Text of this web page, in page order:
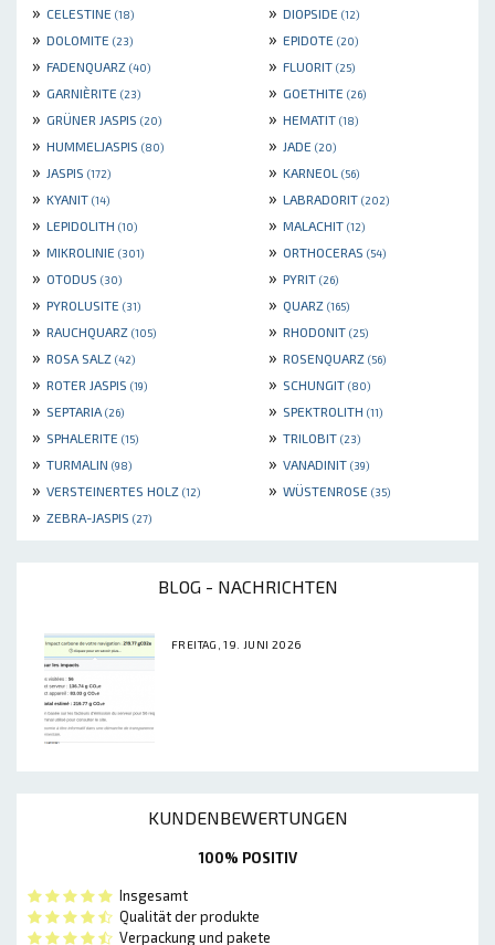
» CELESTINE (18) » DIOPSIDE (12)
» DOLOMITE (23) » EPIDOTE (20)
» FADENQUARZ (40) » FLUORIT (25)
» GARNIÈRITE (23) » GOETHITE (26)
» GRÜNER JASPIS (20) » HEMATIT (18)
» HUMMELJASPIS (80) » JADE (20)
» JASPIS (172) » KARNEOL (56)
» KYANIT (14) » LABRADORIT (202)
» LEPIDOLITH (10) » MALACHIT (12)
» MIKROLINIE (301) » ORTHOCERAS (54)
» OTODUS (30) » PYRIT (26)
» PYROLUSITE (31) » QUARZ (165)
» RAUCHQUARZ (105) » RHODONIT (25)
» ROSA SALZ (42) » ROSENQUARZ (56)
» ROTER JASPIS (19) » SCHUNGIT (80)
» SEPTARIA (26) » SPEKTROLITH (11)
» SPHALERITE (15) » TRILOBIT (23)
» TURMALIN (98) » VANADINIT (39)
» VERSTEINERTES HOLZ (12) » WÜSTENROSE (35)
» ZEBRA-JASPIS (27)
BLOG - NACHRICHTEN
FREITAG, 19. JUNI 2026
KUNDENBEWERTUNGEN
100% POSITIV
Insgesamt
Qualität der produkte
Verpackung und pakete